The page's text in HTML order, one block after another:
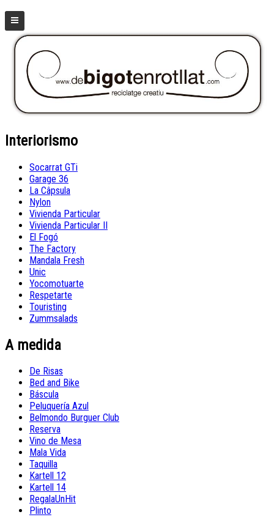
Interiorismo
Socarrat GTi
Garage 36
La Câpsula
Nylon
Vivienda Particular
Vivienda Particular II
El Fogó
The Factory
Mandala Fresh
Unic
Yocomotuarte
Respetarte
Touristing
Zummsalads
A medida
De Risas
Bed and Bike
Báscula
Peluquería Azul
Belmondo Burguer Club
Reserva
Vino de Mesa
Mala Vida
Taquilla
Kartell 12
Kartell 14
RegalaUnHit
Plinto